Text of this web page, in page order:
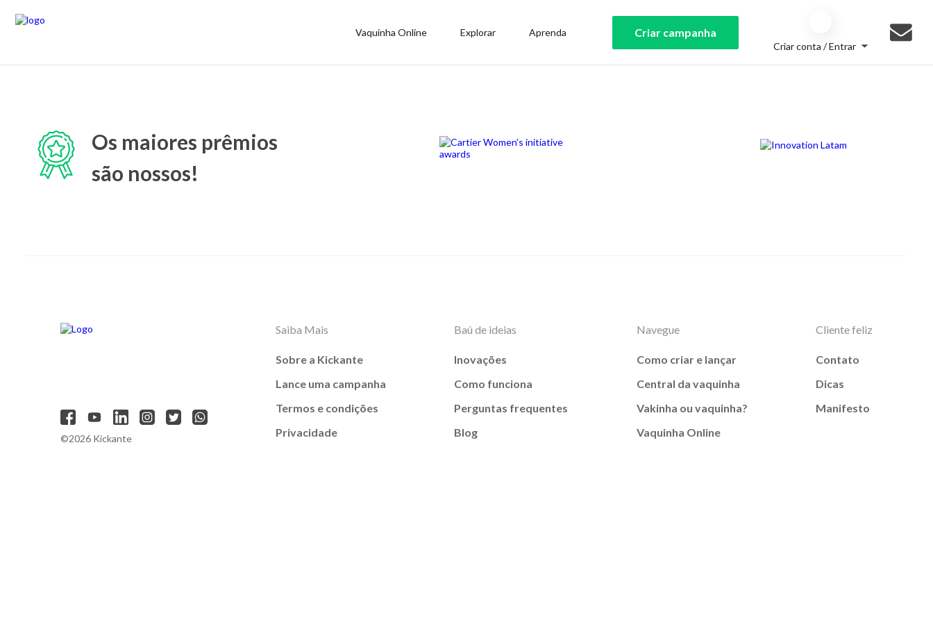
Vaquinha Online Explorar Aprenda Criar campanha
Criar conta / Entrar
Os maiores prêmios
são nossos!
©2026 Kickante
Saiba Mais
Sobre a Kickante
Lance uma campanha
Termos e condições
Privacidade
Baú de ideias
Inovações
Como funciona
Perguntas frequentes
Blog
Navegue
Como criar e lançar
Central da vaquinha
Vakinha ou vaquinha?
Vaquinha Online
Cliente feliz
Contato
Dicas
Manifesto